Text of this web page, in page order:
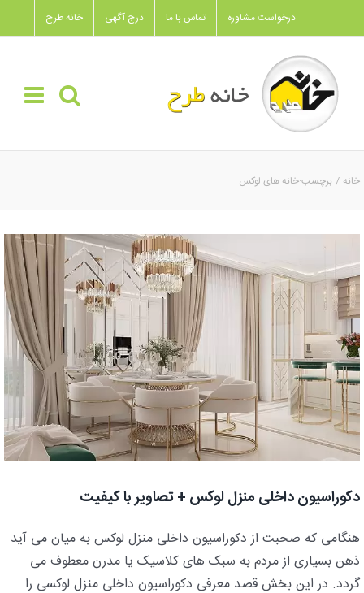
to
content
خانه طرح درج آگهی تماس با ما درخواست مشاوره
خانه برچسب:خانه های لوکس
دکوراسیون داخلی منزل لوکس + تصاویر با کیفیت
هنگامی که صحبت از دکوراسیون داخلی منزل لوکس به میان می آید
ذهن بسیاری از مردم به سبک های کلاسیک یا مدرن معطوف می
گردد. در این بخش قصد معرفی دکوراسیون داخلی منزل لوکسی را